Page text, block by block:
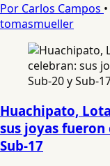
Por Carlos Campos •
tomasmueller
Huachipato,
sus joyas fueron
Sub-17